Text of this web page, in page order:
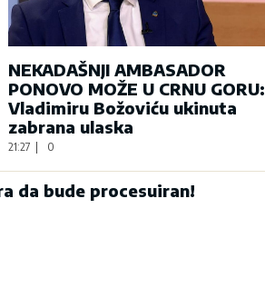
NEKADAŠNJI AMBASADOR
PONOVO MOŽE U CRNU GORU:
Vladimiru Božoviću ukinuta
zabrana ulaska
21:27 | 0
da bude procesuiran!